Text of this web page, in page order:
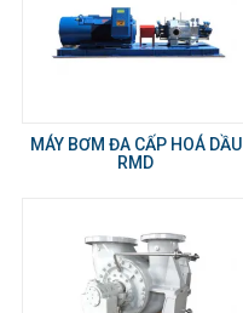
MÁY BƠM ĐA CẤP HOÁ DẦU
RMD